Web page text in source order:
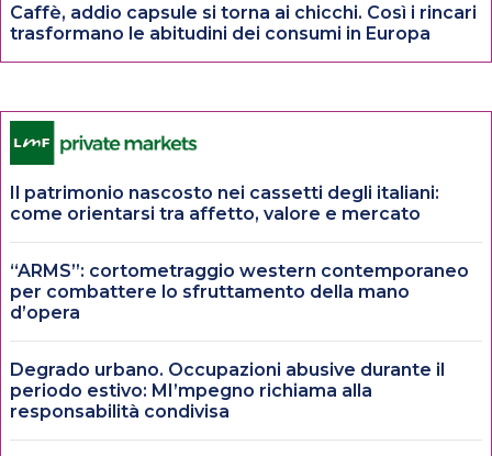
Caffè, addio capsule si torna ai chicchi. Così i rincari
trasformano le abitudini dei consumi in Europa
Il patrimonio nascosto nei cassetti degli italiani:
come orientarsi tra affetto, valore e mercato
“ARMS”: cortometraggio western contemporaneo
per combattere lo sfruttamento della mano
d’opera
Degrado urbano. Occupazioni abusive durante il
periodo estivo: MI’mpegno richiama alla
responsabilità condivisa